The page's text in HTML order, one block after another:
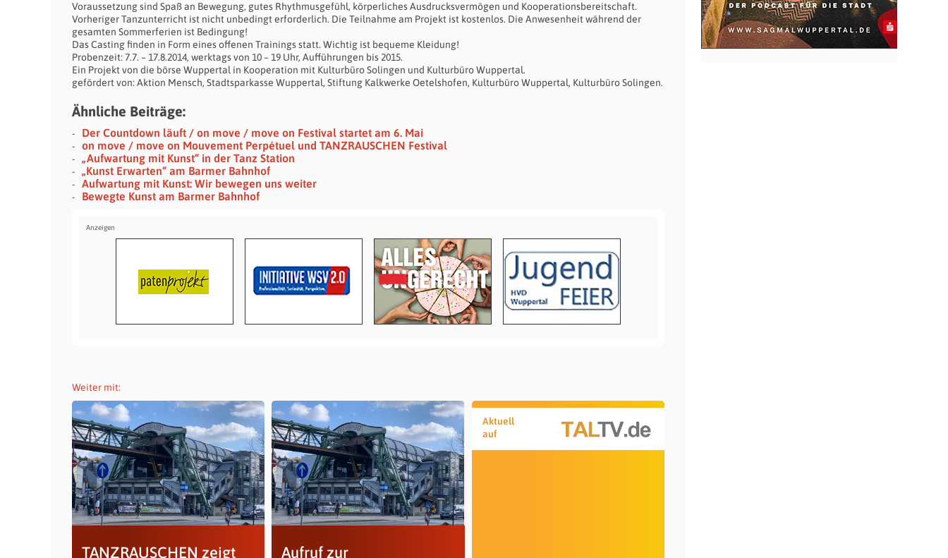
Voraussetzung sind Spaß an Bewegung, gutes Rhythmusgefühl, körperliches Ausdrucksvermögen und Kooperationsbereitschaft.
Vorheriger Tanzunterricht ist nicht unbedingt erforderlich. Die Teilnahme am Projekt ist kostenlos. Die Anwesenheit während der
gesamten Sommerferien ist Bedingung!
Das Casting finden in Form eines offenen Trainings statt. Wichtig ist bequeme Kleidung!
Probenzeit: 7.7. – 17.8.2014, werktags von 10 – 19 Uhr, Aufführungen bis 2015.
Ein Projekt von die börse Wuppertal in Kooperation mit Kulturbüro Solingen und Kulturbüro Wuppertal.
gefördert von: Aktion Mensch, Stadtsparkasse Wuppertal, Stiftung Kalkwerke Oetelshofen, Kulturbüro Wuppertal, Kulturbüro Solingen.
Ähnliche Beiträge:
Der Countdown läuft / on move / move on Festival startet am 6. Mai
on move / move on Mouvement Perpétuel und TANZRAUSCHEN Festival
„Aufwartung mit Kunst“ in der Tanz Station
„Kunst Erwarten“ am Barmer Bahnhof
Aufwartung mit Kunst: Wir bewegen uns weiter
Bewegte Kunst am Barmer Bahnhof
Weiter mit:
TANZRAUSCHEN zeigt
Aufruf zur
Aktuell
auf